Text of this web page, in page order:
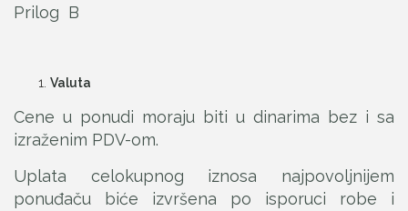
Prilog B
Valuta
Cene u ponudi moraju biti u dinarima bez i sa
izraženim PDV-om.
Uplata celokupnog iznosa najpovoljnijem
ponuđaču biće izvršena po isporuci robe i